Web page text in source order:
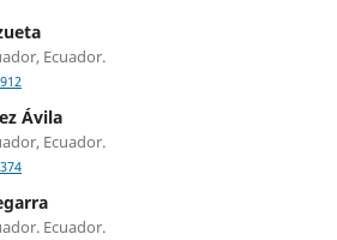
Ecuador.
Ávila
Ecuador.
Ecuador.